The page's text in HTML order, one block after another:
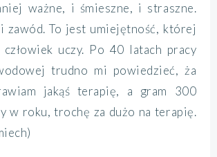
ważne, i śmieszne, i straszne.
zawód. To jest umiejętność, której
człowiek uczy. Po 40 latach pracy
trudno mi powiedzieć, ża
jakąś terapię, a gram 300
w roku, trochę za dużo na terapię.